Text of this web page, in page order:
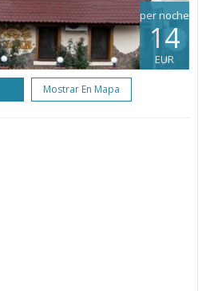
per noche
14
EUR
Mostrar En Mapa